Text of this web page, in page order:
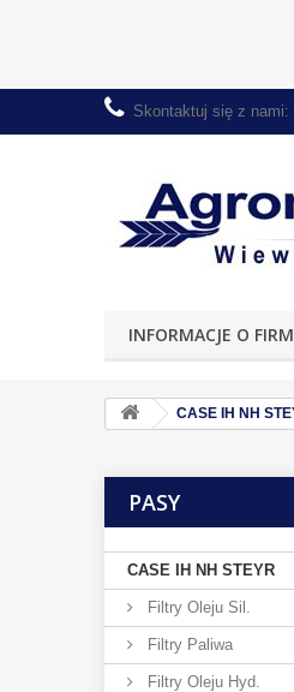
Skontaktuj się z nami:
INFORMACJE O
CASE IH NH
PASY
CASE IH NH STEYR
Filtry Oleju Sil.
Filtry Paliwa
Filtry Oleju Hyd.